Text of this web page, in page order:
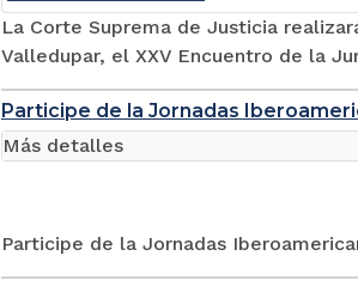
La Corte Suprema de Justicia
Valledupar, el XXV Encuentro de la
Participe de la Jornadas
Participe de la Jornadas
Más detalles